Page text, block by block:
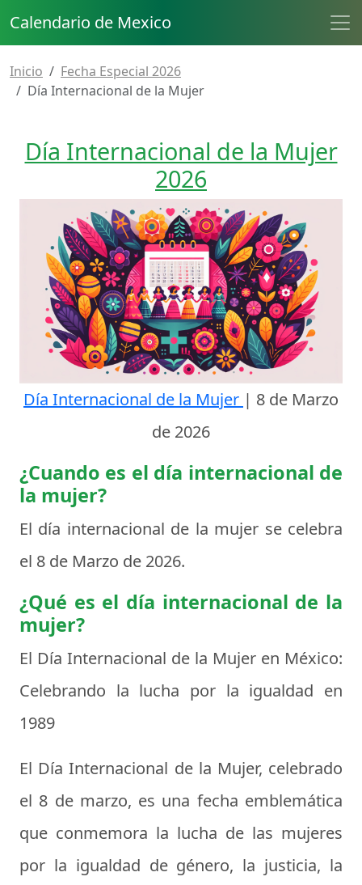
Calendario de Mexico
Inicio
Fecha Especial 2026
Día Internacional de la Mujer
Día Internacional de la Mujer
2026
Día Internacional de la Mujer | 8 de Marzo
de 2026
¿Cuando es el día internacional de
la mujer?
El día internacional de la mujer se celebra
el 8 de Marzo de 2026.
¿Qué es el día internacional de la
mujer?
El Día Internacional de la Mujer en México:
Celebrando la lucha por la igualdad en
1989
El Día Internacional de la Mujer, celebrado
el 8 de marzo, es una fecha emblemática
que conmemora la lucha de las mujeres
por la igualdad de género, la justicia, la